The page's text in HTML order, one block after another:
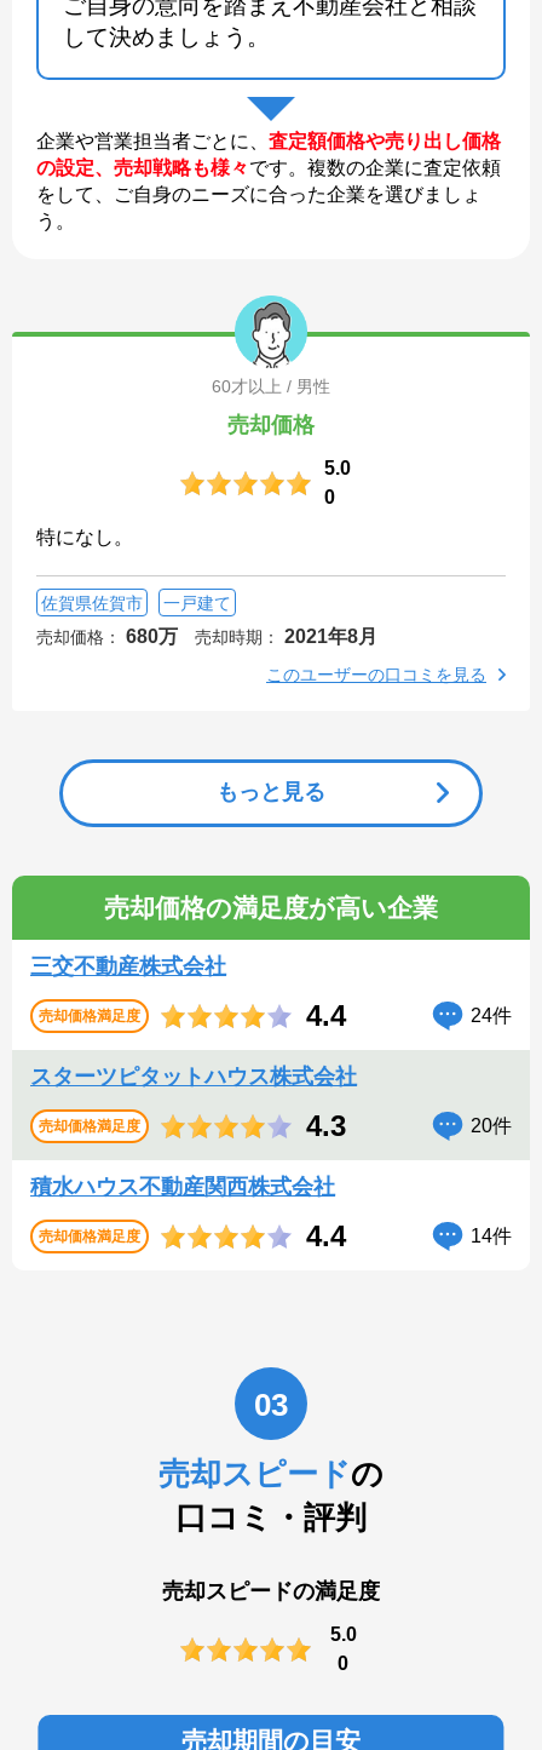
ご自身の意向を踏まえ不動産会社と相談
して決めましょう。
企業や営業担当者ごとに、 査定額価格や売り出し価格
の設定、売却戦略も様々です。複数の企業に査定依頼
をして、ご自身のニーズに合った企業を選びましょ
う。
60才以上 / 男性
売却価格
5.0
0
特になし。
佐賀県佐賀市
一戸建て
売却価格：
680万 売却時期： 2021年8月
このユーザーの口コミを見る
もっと見る
売却価格の満足度が高い企業
三交不動産株式会社
売却価格満足度 4.4 24件
スターツピタットハウス株式会社
売却価格満足度 4.3 20件
積水ハウス不動産関西株式会社
売却価格満足度 4.4 14件
03
売却スピードの
口コミ・評判
売却スピードの満足度
5.0
0
売却期間の目安